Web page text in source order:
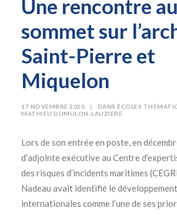
Une rencontre au
sommet sur
Saint-Pierre et
Miquelon
17 NOVEMBRE 2020 | DANS ÉCOLES
MATHIEU DUMULON-LAUZIERE
Lors de son entrée en poste, en
d’adjointe exécutive au Centre
des risques d’incidents maritimes
Nadeau avait identifié le
internationales comme l’une de ses